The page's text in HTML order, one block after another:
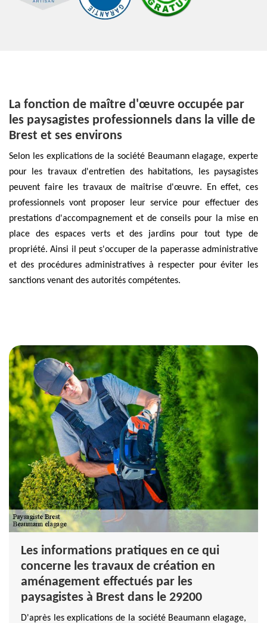
La fonction de maître d'œuvre occupée par
les paysagistes professionnels dans la ville de
Brest et ses environs
Selon les explications de la société Beaumann elagage, experte
pour les travaux d'entretien des habitations, les paysagistes
peuvent faire les travaux de maîtrise d'œuvre. En effet, ces
professionnels vont proposer leur service pour effectuer des
prestations d'accompagnement et de conseils pour la mise en
place des espaces verts et des jardins pour tout type de
propriété. Ainsi il peut s'occuper de la paperasse administrative
et des procédures administratives à respecter pour éviter les
sanctions venant des autorités compétentes.
Les informations pratiques en ce qui
concerne les travaux de création en
aménagement effectués par les
paysagistes à Brest dans le 29200
D'après les explications de la société Beaumann elagage,